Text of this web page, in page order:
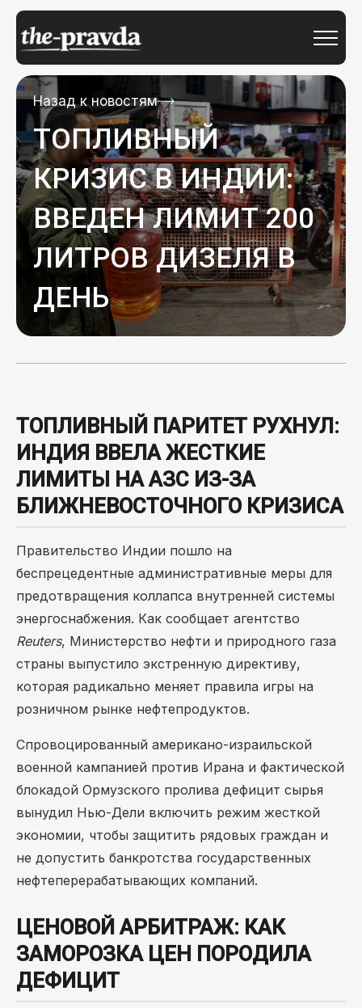
Назад к новостям
ТОПЛИВНЫЙ
КРИЗИС В ИНДИИ:
ВВЕДЕН ЛИМИТ 200
ЛИТРОВ ДИЗЕЛЯ В
ДЕНЬ
ТОПЛИВНЫЙ ПАРИТЕТ РУХНУЛ:
ИНДИЯ ВВЕЛА ЖЕСТКИЕ
ЛИМИТЫ НА АЗС ИЗ-ЗА
БЛИЖНЕВОСТОЧНОГО КРИЗИСА
Правительство Индии пошло на
беспрецедентные административные меры для
предотвращения коллапса внутренней системы
энергоснабжения. Как сообщает агентство
Reuters, Министерство нефти и природного газа
страны выпустило экстренную директиву,
которая радикально меняет правила игры на
розничном рынке нефтепродуктов.
Спровоцированный американо-израильской
военной кампанией против Ирана и фактической
блокадой Ормузского пролива дефицит сырья
вынудил Нью-Дели включить режим жесткой
экономии, чтобы защитить рядовых граждан и
не допустить банкротства государственных
нефтеперерабатывающих компаний.
ЦЕНОВОЙ АРБИТРАЖ: КАК
ЗАМОРОЗКА ЦЕН ПОРОДИЛА
ДЕФИЦИТ